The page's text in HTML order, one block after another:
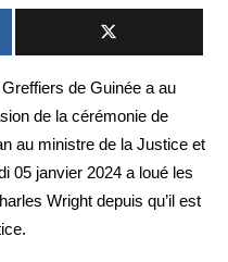
de Guinée a au
de la cérémonie de
au ministre de la Justice et
05 janvier 2024 a loué les
Wright depuis qu’il est